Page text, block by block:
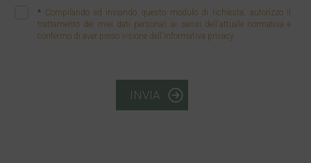
* Compilando ed inviando questo modulo di richiesta, autorizzo il
trattamento dei miei dati personali ai sensi dell'attuale normativa e
confermo di aver preso visione dell'informativa privacy.
INVIA